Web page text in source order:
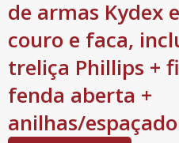
de armas Kydex
couro e faca,
treliça Phillips +
fenda aberta +
anilhas/